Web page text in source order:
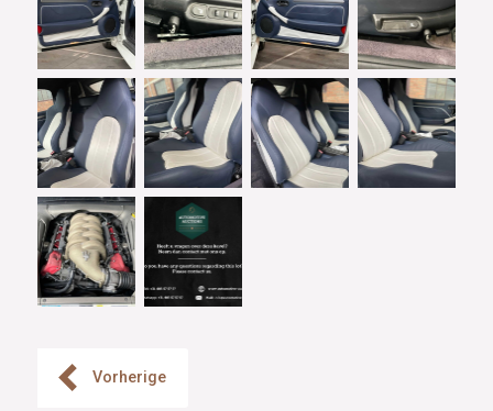
Vorherige